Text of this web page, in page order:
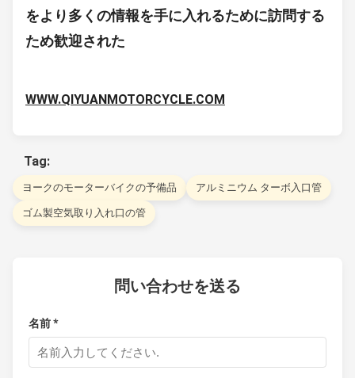
をより多くの情報を手に入れるために訪問する
ため歓迎された
WWW.QIYUANMOTORCYCLE.COM
Tag:
ヨークのモーターバイクの予備品 アルミニウム ターボ入口管
ゴム製空気取り入れ口の管
問い合わせを送る
名前 *